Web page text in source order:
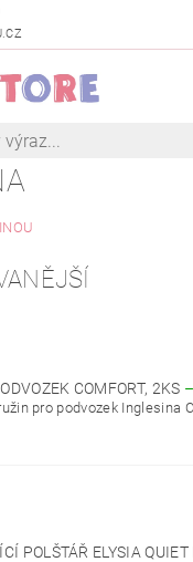
COMFORT, 2KS –
pro podvozek Inglesina
POLŠTÁŘ ELYSIA QUIET